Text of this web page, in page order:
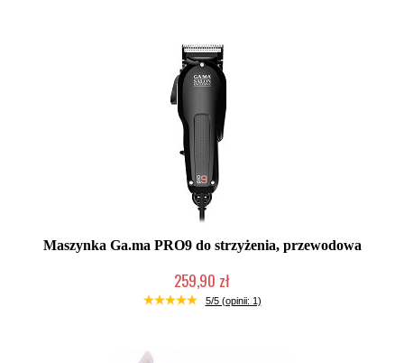
Maszynka Ga.ma PRO9 do strzyżenia, przewodowa
259,90 zł
Mała ilość (wysyłka w 24h)
5/5 (opinii: 1)